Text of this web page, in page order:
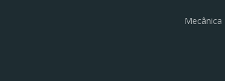
Mecânica